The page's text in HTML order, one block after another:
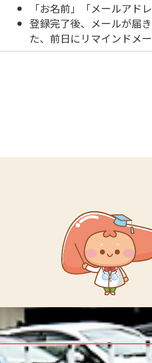
「お名前」「メールアド
登録完了後、メールが届
た、前日にリマインドメ